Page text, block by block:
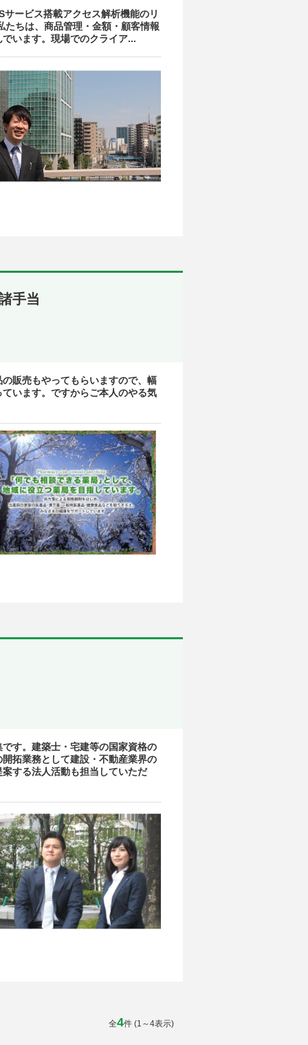
ービス搭載アクセス解析機能のリ
ちは、商品管理・金額・顧客情報
います。現場でのクライア...
手当
販売もやってもらいますので、幅
います。ですからご本人のやる気
す。建築士・宅建等の国家資格の
拓業務として建設・不動産業界の
する法人活動も担当していただ
全4件 (1～4表示)